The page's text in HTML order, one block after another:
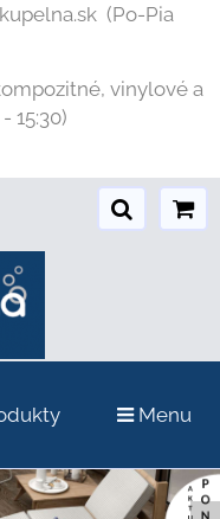
(Po-Pia
vinylové a
15:30)
Menu